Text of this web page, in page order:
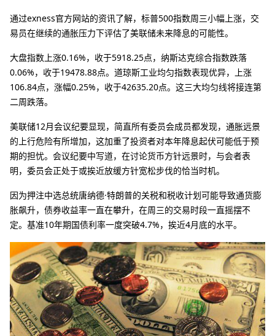
通过exness官方网站的资讯了解，标普500指数周三小幅上涨，交
易员在继续的通胀压力下评估了美联储未来降息的可能性。
大盘指数上涨0.16%，收于5918.25点，纳斯达克综合指数跌落
0.06%，收于19478.88点。道琼斯工业均匀指数表现优异，上涨
106.84点，涨幅0.25%，收于42635.20点。这三大均匀线将接连第
二周跌落。
美联储12月会议纪要显现，简直所有委员会成员都发现，通胀远景
的上行危险有所增加，这加重了投资者对本年降息起伏可能低于预
期的担忧。会议纪要中写道，在讨论货币方针远景时，与会者表
明，委员会正处于或挨近放缓方针宽松步伐的恰当时机。
因为押注中选总统唐纳德·特朗普的关税和税收计划可能导致通货膨
胀飙升，债券收益率一直在攀升，在周三的交易时段一直摇摆不
定。基准10年期国债利率一度突破4.7%，挨近4月底的水平。